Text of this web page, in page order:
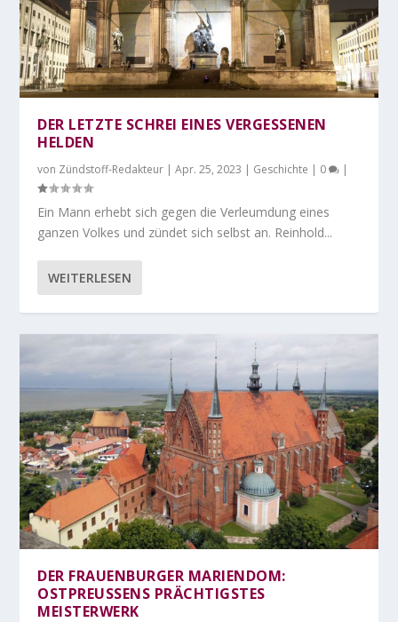
DER LETZTE SCHREI EINES VERGESSENEN
HELDEN
von Zündstoff-Redakteur |Apr. 25, 2023 | Geschichte | 0 |
Ein Mann erhebt sich gegen die Verleumdung eines
ganzen Volkes und zündet sich selbst an. Reinhold...
WEITERLESEN
DER FRAUENBURGER MARIENDOM:
OSTPREUSSENS PRÄCHTIGSTES M
EISTERWERK